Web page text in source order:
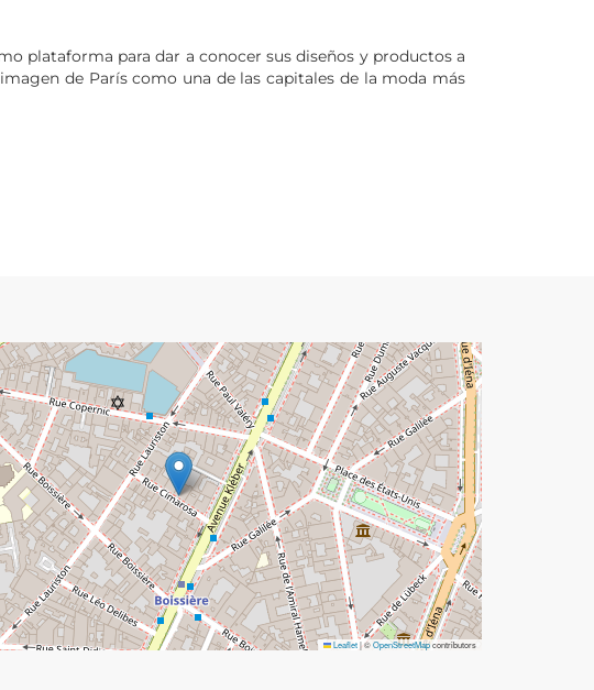
plataforma para dar a conocer sus diseños y productos a
de París como una de las capitales de la moda más
Leaflet|©OpenStreetMapcontributors